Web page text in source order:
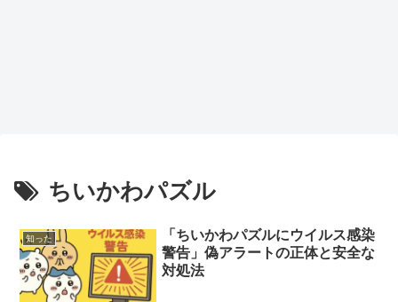
ちいかわパズル
知った
「ちいかわパズルにウイルス感染
警告」偽アラートの正体と安全な
対処法